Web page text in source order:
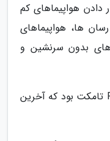
دادن هواپیماهای کم
ها، هواپیماهای
بدون سرنشین و
آخرین هواپیمای رهگیر غربی ها F-14 تامکت بود که آخرین